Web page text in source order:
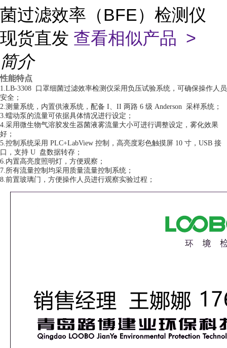
菌过滤效率（BFE）检测仪
现货直发 查看相似产品 >
简介
性能特点
1.LB-3308 口罩细菌过滤效率检测仪采用负压试验系统，可确保操作人员
安全；
2.测量系统，内置供液系统，配备 I、II 两路 6 级 Anderson 采样系统；
3.蠕动泵的流量可依据具体情况进行设定；
4.采用微生物气溶胶发生器菌液雾流量大小可进行调整设定，雾化效果
好；
5.控制系统采用 PLC+LabView 控制，高亮度彩色触摸屏 10 寸，USB 接
口，支持 U 盘数据转存；
6.内置高亮度照明灯，方便观察；
7.所有流量控制均采用质量流量控制系统；
8.前置玻璃门，方便操作人员进行观察实验过程；